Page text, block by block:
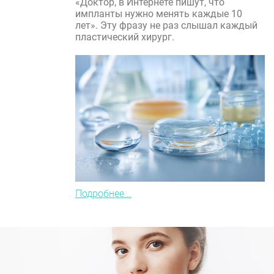
импланты нужно менять каждые 10
лет». Эту фразу не раз слышал каждый
пластический хирург.
Подробнее...